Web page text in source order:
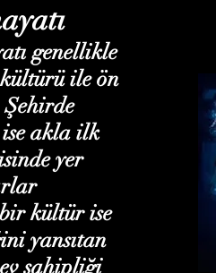
genellikle
ile ön
ise akla ilk
yer
kültür ise
yansıtan
sahipliği